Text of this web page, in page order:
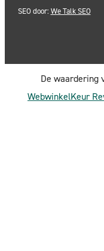
SEO door: We Talk SEO
De waardering
WebwinkelKeur